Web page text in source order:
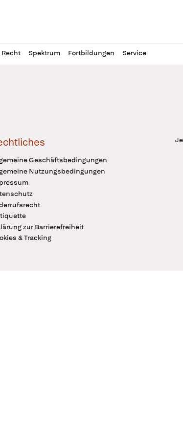
Recht Spektrum Fortbildungen Service
Geschäftsbedingungen
Nutzungsbedingungen
zur Barrierefreiheit
& Tracking